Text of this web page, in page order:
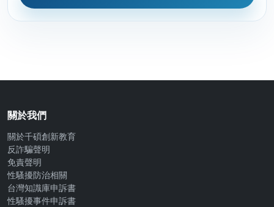
關於我們
關於千碩創新教育
反詐騙聲明
免責聲明
性騷擾防治相關
台灣知識庫申訴書
性騷擾事件申訴書